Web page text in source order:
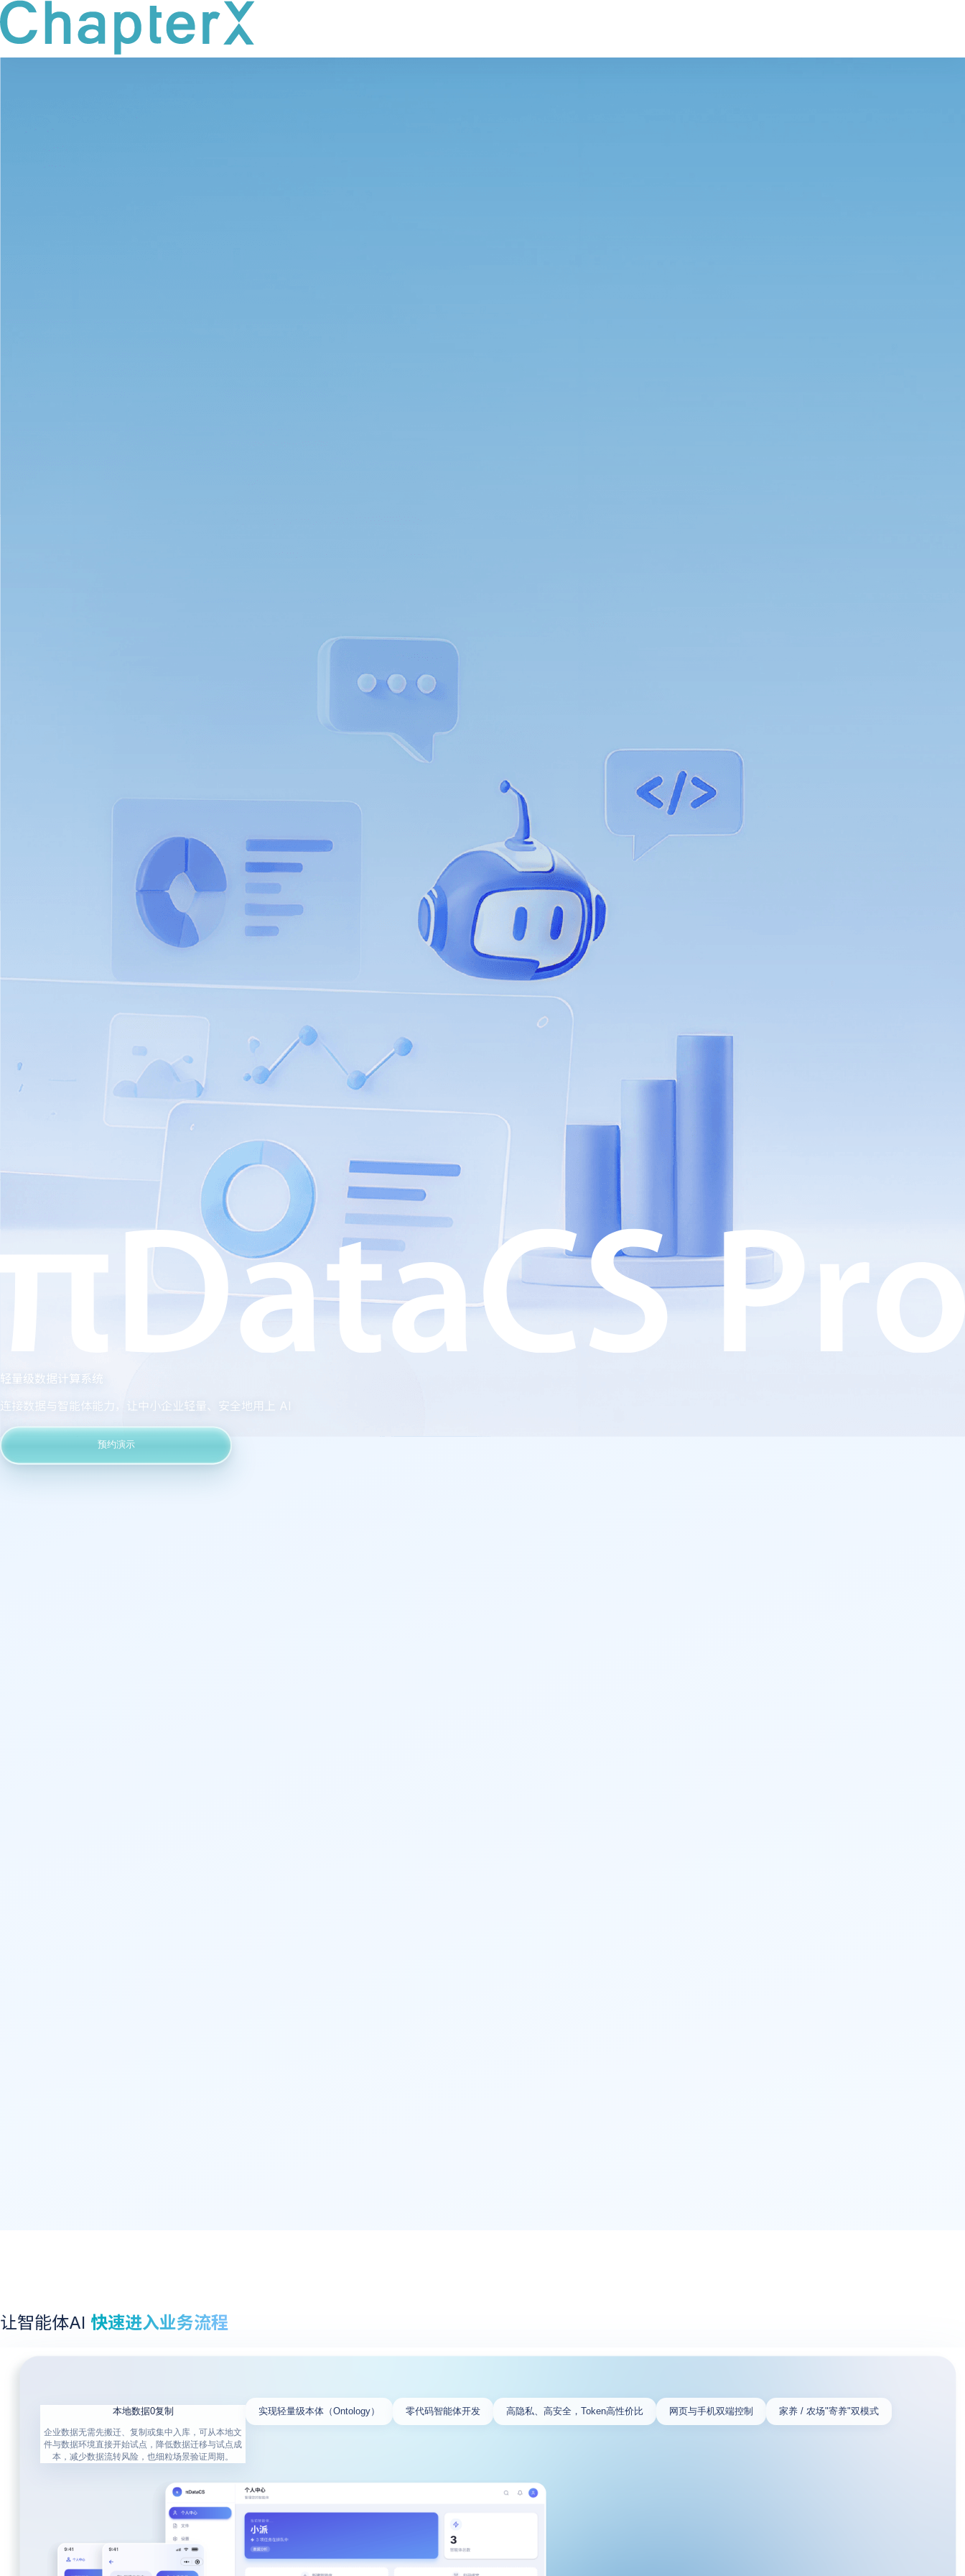
轻量级数据计算系统
连接数据与智能体能力，让中小企业轻量、安全地用上 AI
预约演示
让智能体AI 快速进入业务流程
本地数据0复制
企业数据无需先搬迁、复制或集中入库，可从本地文
件与数据环境直接开始试点，降低数据迁移与试点成
本，减少数据流转风险，也细粒场景验证周期。
实现轻量级本体（Ontology） 零代码智能体开发 高隐私、高安全，Token高性价比 网页与手机双端控制 家养 / 农场"寄养"双模式